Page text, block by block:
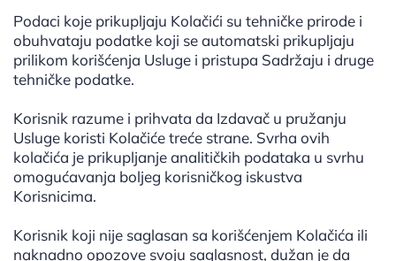
Podaci koje prikupljaju Kolačići su tehničke prirode i
obuhvataju podatke koji se automatski prikupljaju
prilikom korišćenja Usluge i pristupa Sadržaju i druge
tehničke podatke.
Korisnik razume i prihvata da Izdavač u pružanju
Usluge koristi Kolačiće treće strane. Svrha ovih
kolačića je prikupljanje analitičkih podataka u svrhu
omogućavanja boljeg korisničkog iskustva
Korisnicima.
Korisnik koji nije saglasan sa korišćenjem Kolačića ili
naknadno opozove svoju saglasnost, dužan je da